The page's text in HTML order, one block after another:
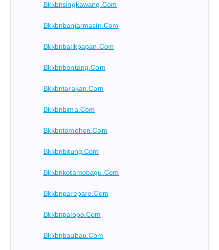
Bkkbnsingkawang.com
Bkkbnbanjarmasin.com
Bkkbnbalikpapan.com
Bkkbnbontang.com
Bkkbntarakan.com
Bkkbnbima.com
Bkkbntomohon.com
Bkkbnbitung.com
Bkkbnkotamobagu.com
Bkkbnparepare.com
Bkkbnpalopo.com
Bkkbnbaubau.com